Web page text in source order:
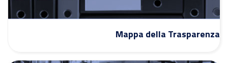
Mappa della Trasparenza